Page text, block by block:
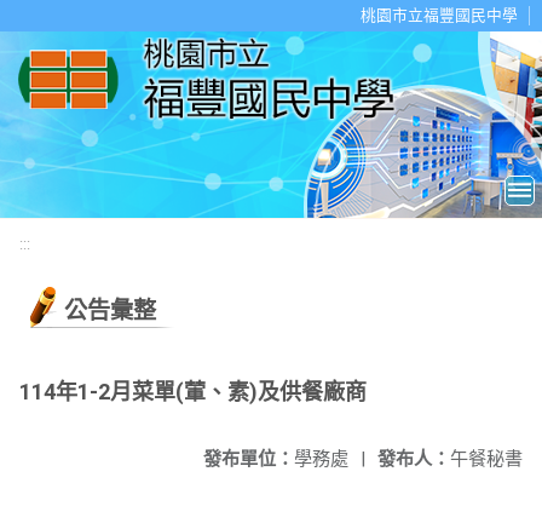
桃園市立福豐國民中學
:::
公告彙整
114年1-2月菜單(葷、素)及供餐廠商
發布人： 午餐秘書
發布單位： 學務處 |